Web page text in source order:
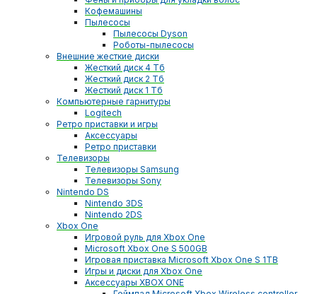
Кофемашины
Пылесосы
Пылесосы Dyson
Роботы-пылесосы
Внешние жесткие диски
Жесткий диск 4 Тб
Жесткий диск 2 Тб
Жесткий диск 1 Тб
Компьютерные гарнитуры
Logitech
Ретро приставки и игры
Аксессуары
Ретро приставки
Телевизоры
Телевизоры Samsung
Телевизоры Sony
Nintendo DS
Nintendo 3DS
Nintendo 2DS
Xbox One
Игровой руль для Xbox One
Microsoft Xbox One S 500GB
Игровая приставка Microsoft Xbox One S 1TB
Игры и диски для Xbox One
Аксессуары XBOX ONE